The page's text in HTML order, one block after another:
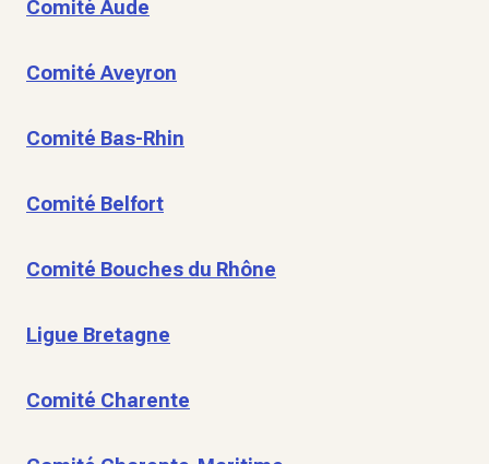
Comité Aude
Comité Aveyron
Comité Bas-Rhin
Comité Belfort
Comité Bouches du Rhône
Ligue Bretagne
Comité Charente